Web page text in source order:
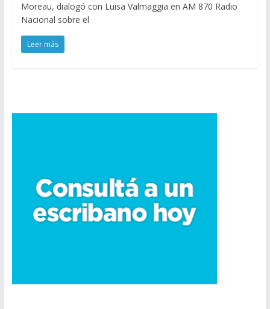
Moreau, dialogó con Luisa Valmaggia en AM 870 Radio
Nacional sobre el
Leer más